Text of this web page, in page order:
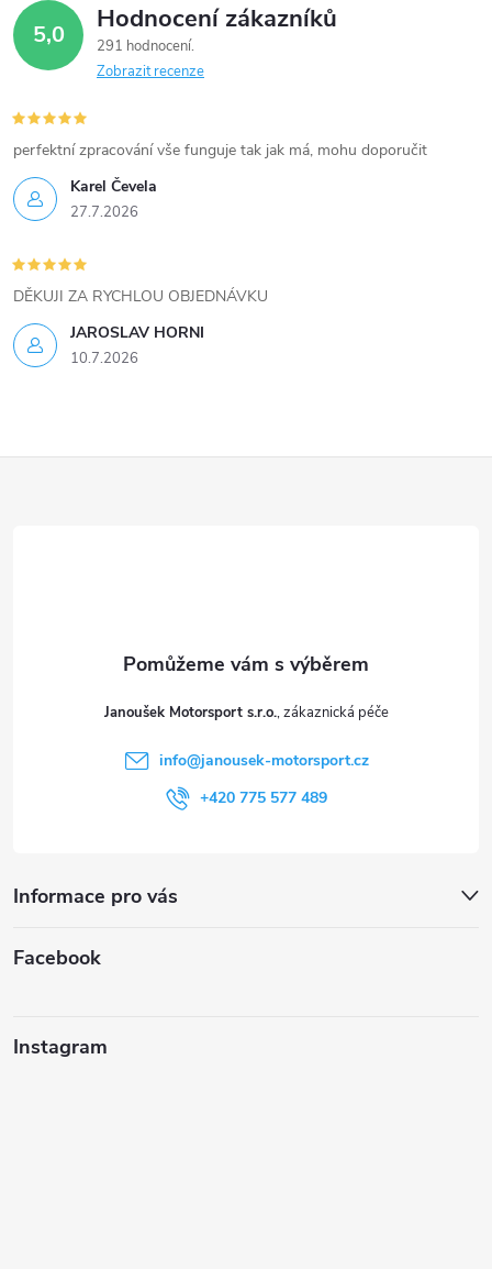
5,0 Hodnocení zákazníků
291 hodnocení
Zobrazit recenze
Karel Čevela
27.7.2026
perfektní zpracování vše funguje tak jak má, mohu doporučit
JAROSLAV HORNI
10.7.2026
DĚKUJI ZA RYCHLOU OBJEDNÁVKU
Janoušek Motorsport s.r.o.
info@janousek-motorsport.cz
+420 775 577 489
Informace pro vás
Facebook
Instagram